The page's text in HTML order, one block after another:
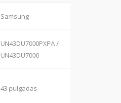
Samsung
UN43DU7000PXPA /
UN43DU7000
43 pulgadas